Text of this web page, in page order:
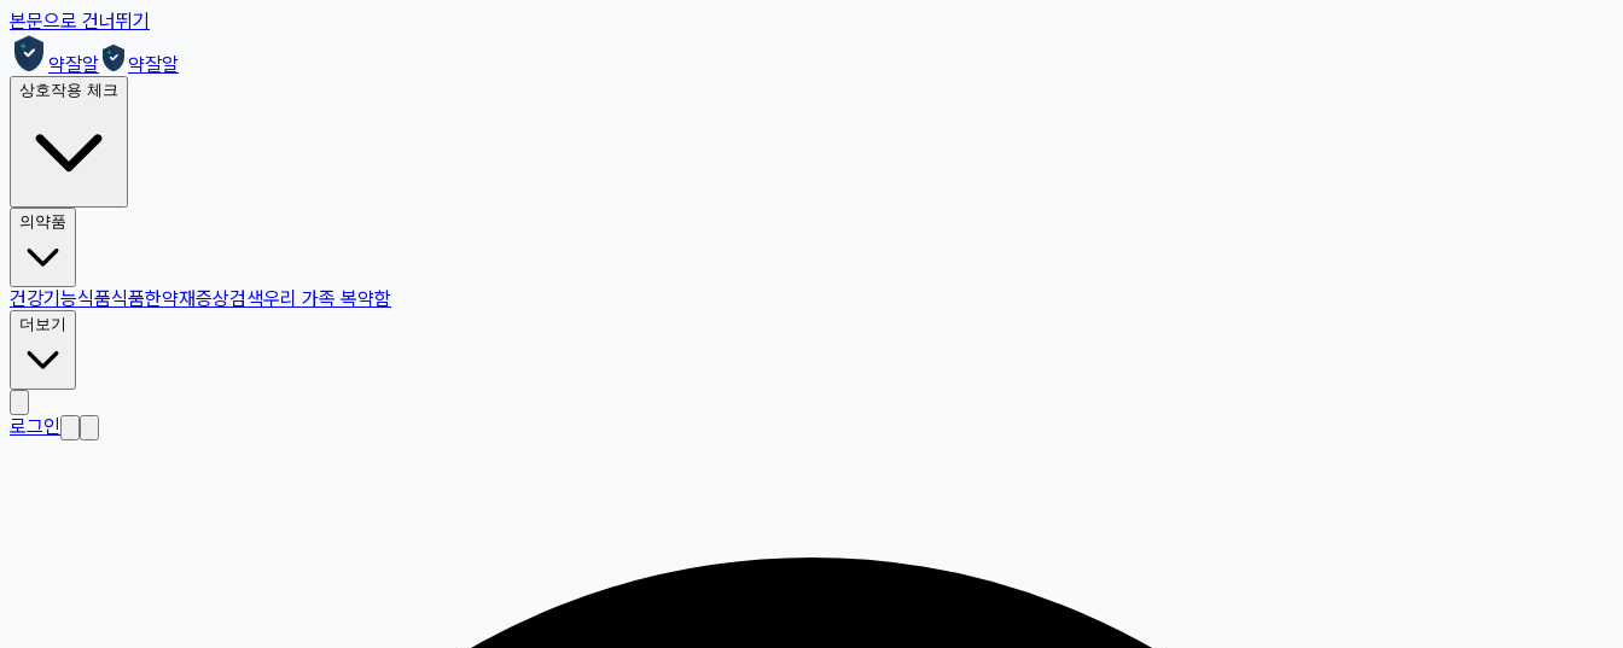
본문으로 건너뛰기
약잘알
약잘알
상호작용 체크
의약품
건강기능식품식품한약재증상검색우리 가족 복약함
더보기
로그인